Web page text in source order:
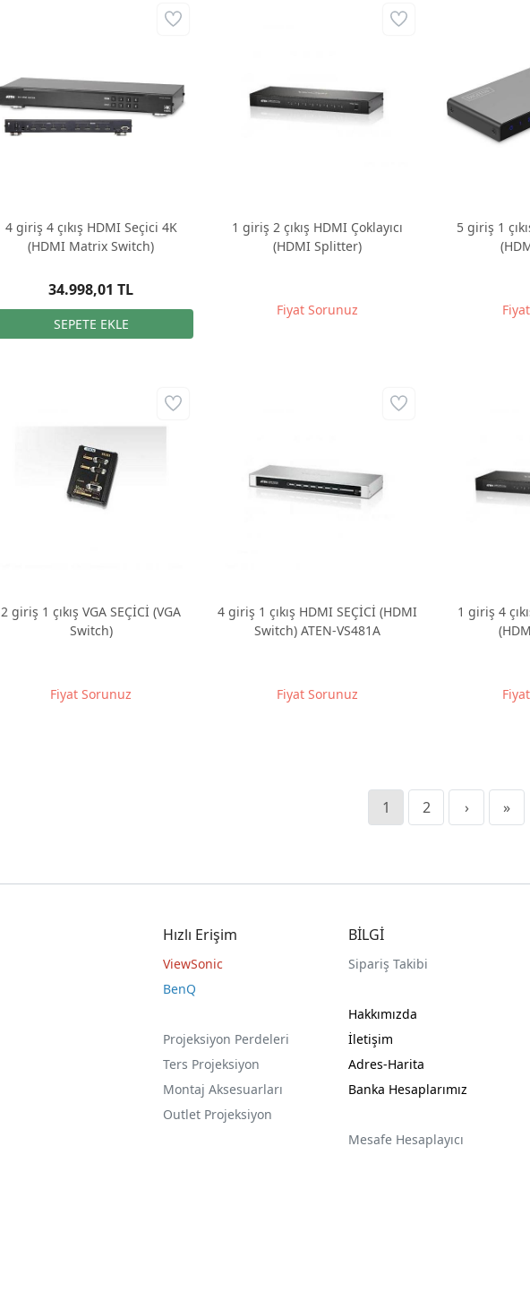
4 giriş 4 çıkış HDMI Seçici 4K
(HDMI Matrix Switch)
34.998,01 TL
1 giriş 2 çıkış HDMI Çoklayıcı
(HDMI Splitter)
Fiyat Sorunuz
5 giriş 1
2 giriş 1 çıkış VGA SEÇİCİ (VGA
Switch)
Fiyat Sorunuz
4 giriş 1 çıkış HDMI SEÇİCİ (HDMI
Switch) ATEN-VS481A
Fiyat Sorunuz
1 giriş 4
1 2 › »
Hızlı Erişim
ViewSonic
BenQ
Projeksiyon Perdeleri
Ters Projeksiyon
Montaj Aksesuarları
Outlet Projeksiyon
BİLGİ
Sipariş Takibi
Hakkımızda
İletişim
Adres-Harita
Banka Hesaplarımız
Mesafe Hesaplayıcı